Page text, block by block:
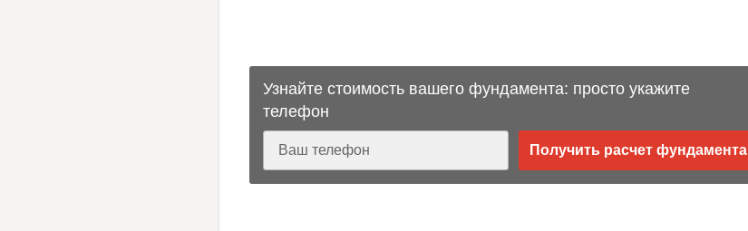
Узнайте стоимость вашего фундамента: просто укажите
телефон
Получить расчет фундамента